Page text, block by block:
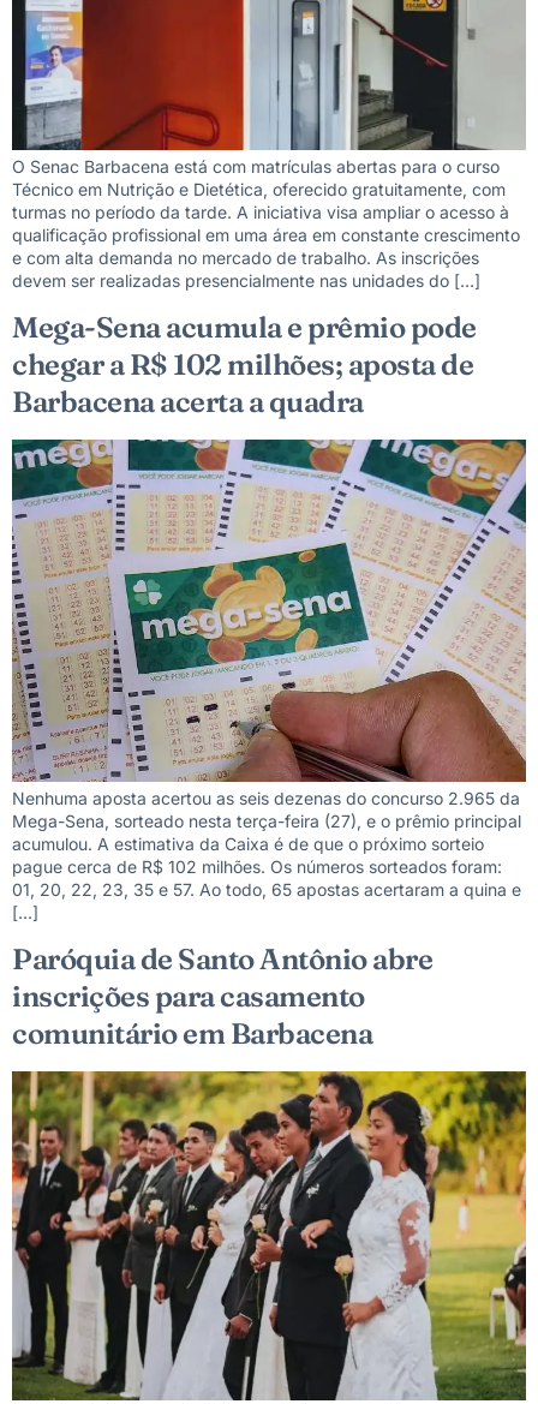
O Senac Barbacena está com matrículas abertas para o curso
Técnico em Nutrição e Dietética, oferecido gratuitamente, com
turmas no período da tarde. A iniciativa visa ampliar o acesso à
qualificação profissional em uma área em constante crescimento
e com alta demanda no mercado de trabalho. As inscrições
devem ser realizadas presencialmente nas unidades do […]
Mega-Sena acumula e prêmio pode
chegar a R$ 102 milhões; aposta de
Barbacena acerta a quadra
Nenhuma aposta acertou as seis dezenas do concurso 2.965 da
Mega-Sena, sorteado nesta terça-feira (27), e o prêmio principal
acumulou. A estimativa da Caixa é de que o próximo sorteio
pague cerca de R$ 102 milhões. Os números sorteados foram:
01, 20, 22, 23, 35 e 57. Ao todo, 65 apostas acertaram a quina e
[…]
Paróquia de Santo Antônio abre
inscrições para casamento
comunitário em Barbacena